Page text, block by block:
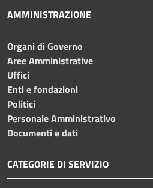
AMMINISTRAZIONE
Organi di Governo
Aree Amministrative
Uffici
Enti e fondazioni
Politici
Personale Amministrativo
Documenti e dati
CATEGORIE DI SERVIZIO